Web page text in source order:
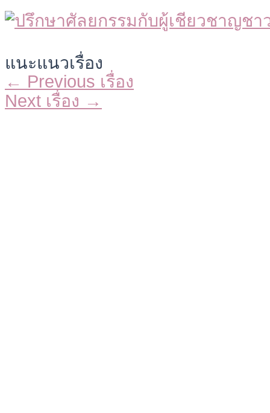
แนะแนวเรื่อง
← Previous เรื่อง
Next เรื่อง →